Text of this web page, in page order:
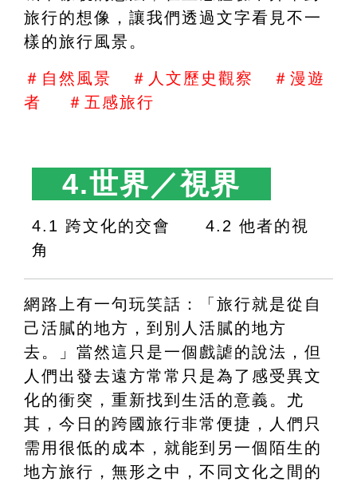
旅行的想像，讓我們透過文字看見不一
樣的旅行風景。
＃自然風景   ＃人文歷史觀察   ＃漫遊
者    ＃五感旅行
4.世界／視界
4.1 跨文化的交會　　4.2 他者的視
角
網路上有一句玩笑話：「旅行就是從自
己活膩的地方，到別人活膩的地方
去。」當然這只是一個戲謔的說法，但
人們出發去遠方常常只是為了感受異文
化的衝突，重新找到生活的意義。尤
其，今日的跨國旅行非常便捷，人們只
需用很低的成本，就能到另一個陌生的
地方旅行，無形之中，不同文化之間的